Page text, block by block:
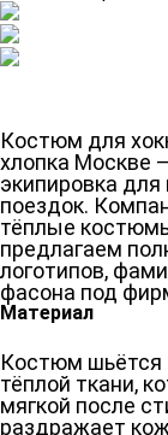
Костюм для
хлопка Москве
экипировка
поездок.
тёплые
предлагаем
логотипов,
фасона под
Материал
Костюм шьётся
тёплой ткани,
мягкой после
раздражает